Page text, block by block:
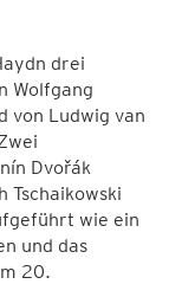
drei
Wolfgang
von Ludwig van
Dvořák
wie ein
und das
20.